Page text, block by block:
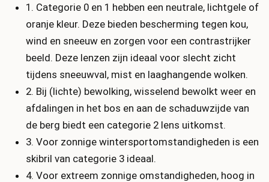
1. Categorie 0 en 1 hebben een neutrale, lichtgele of
oranje kleur. Deze bieden bescherming tegen kou,
wind en sneeuw en zorgen voor een contrastrijker
beeld. Deze lenzen zijn ideaal voor slecht zicht
tijdens sneeuwval, mist en laaghangende wolken.
2. Bij (lichte) bewolking, wisselend bewolkt weer en
afdalingen in het bos en aan de schaduwzijde van
de berg biedt een categorie 2 lens uitkomst.
3. Voor zonnige wintersportomstandigheden is een
skibril van categorie 3 ideaal.
4. Voor extreem zonnige omstandigheden, hoog in